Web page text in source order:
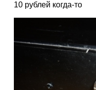
10 рублей когда-то